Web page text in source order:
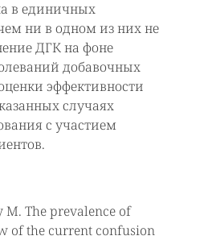
в единичных
ни в одном из них не
ДГК на фоне
добавочных
эффективности
случаях
с участием
M. The prevalence of
of the current confusion